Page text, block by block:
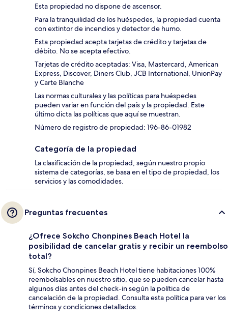
Esta propiedad no dispone de ascensor.
Para la tranquilidad de los huéspedes, la propiedad cuenta
con extintor de incendios y detector de humo.
Esta propiedad acepta tarjetas de crédito y tarjetas de
débito. No se acepta efectivo.
Tarjetas de crédito aceptadas: Visa, Mastercard, American
Express, Discover, Diners Club, JCB International, UnionPay
y Carte Blanche
Las normas culturales y las políticas para huéspedes
pueden variar en función del país y la propiedad. Este
último dicta las políticas que aquí se muestran.
Número de registro de propiedad: 196-86-01982
Categoría de la propiedad
La clasificación de la propiedad, según nuestro propio
sistema de categorías, se basa en el tipo de propiedad, los
servicios y las comodidades.
Preguntas frecuentes
¿Ofrece Sokcho Chonpines Beach Hotel la
posibilidad de cancelar gratis y recibir un reembolso
total?
Sí, Sokcho Chonpines Beach Hotel tiene habitaciones 100%
reembolsables en nuestro sitio, que se pueden cancelar hasta
algunos días antes del check-in según la política de
cancelación de la propiedad. Consulta esta política para ver los
términos y condiciones detallados.